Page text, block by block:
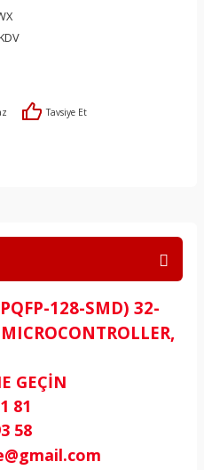
Tavsiye Et
128-SMD) 32-
GEÇİN
81
58